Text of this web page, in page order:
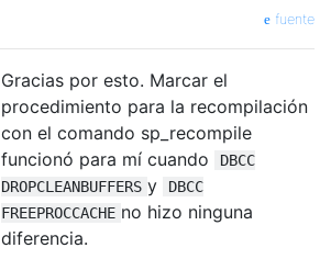
fuente
Gracias por esto. Marcar el
procedimiento para la recompilación
con el comando sp_recompile
funcionó para mí cuando
DBCC
DROPCLEANBUFFERS y
DBCC
FREEPROCCACHE no hizo ninguna
diferencia.